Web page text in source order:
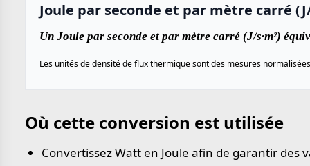
Joule par seconde et par mètre carré (J/
Un Joule par seconde et par mètre carré (J/s·m²)
Les unités de densité de flux thermique sont des mesures
Où cette conversion est utilisée
Convertissez Watt en Joule afin de garantir des